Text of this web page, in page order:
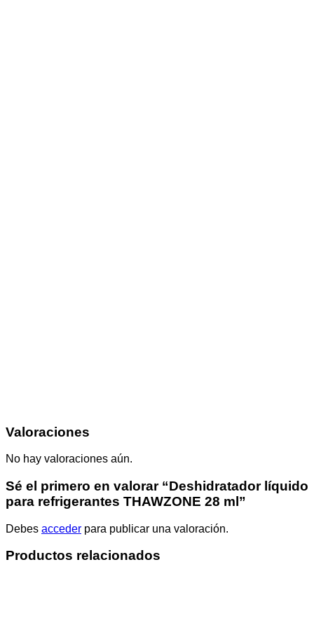
Valoraciones
No hay valoraciones aún.
Sé el primero en valorar “Deshidratador líquido
para refrigerantes THAWZONE 28 ml”
Debes acceder para publicar una valoración.
Productos relacionados